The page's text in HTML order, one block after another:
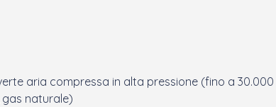
aria compressa in alta pressione (fino a
naturale)